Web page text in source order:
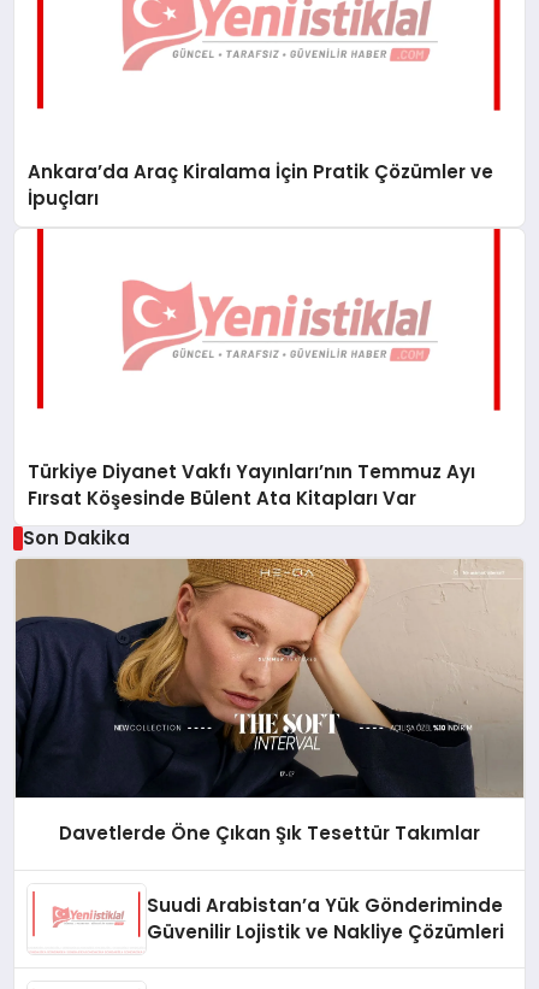
Ankara’da Araç Kiralama İçin Pratik Çözümler ve
İpuçları
Türkiye Diyanet Vakfı Yayınları’nın Temmuz Ayı
Fırsat Köşesinde Bülent Ata Kitapları Var
Son Dakika
Davetlerde Öne Çıkan Şık Tesettür Takımlar
Suudi Arabistan’a Yük Gönderiminde
Güvenilir Lojistik ve Nakliye Çözümleri